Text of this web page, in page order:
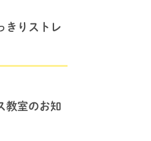
きりストレ
教室のお知